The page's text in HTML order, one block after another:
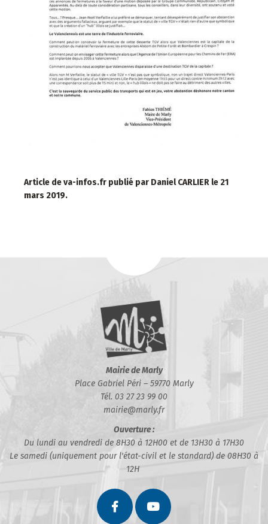
Article de va-infos.fr publié par Daniel CARLIER le 21
mars 2019.
Mairie de Marly
Place Gabriel Péri – 59770 Marly
Tél. 03 27 23 99 00
mairie@marly.fr
Ouverture :
Du lundi au vendredi de 8H30 à 12H00 et de 13H30 à 17H30
Le samedi (uniquement pour l'état-civil et le standard) de 08H30 à
12H